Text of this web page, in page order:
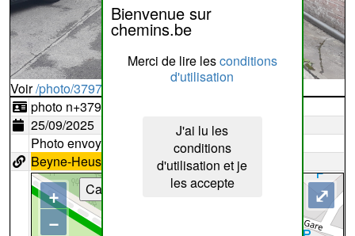
Bienvenue sur
chemins.be
Merci de lire lesconditions
d'utilisation
J'ai lu les
conditions
d'utilisation et je
les accepte
Voir/photo/379721?typ=d
photo n+379721
25/09/2025
Photo envoyée par
JanNyssen
Beyne-Heusay
+
−
⤢
Cartes